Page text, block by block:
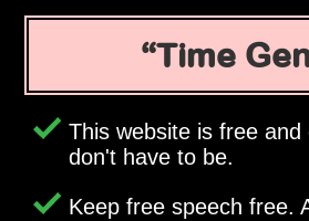
Time
This website is free and
don't have to be.
Keep free speech free.